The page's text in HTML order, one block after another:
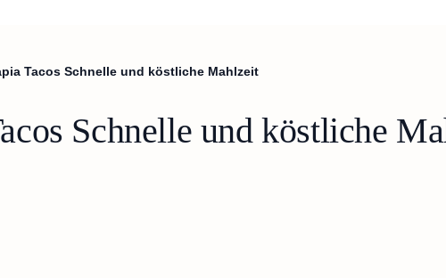
Tacos Schnelle und köstliche Mahlzeit
Schnelle und köstliche